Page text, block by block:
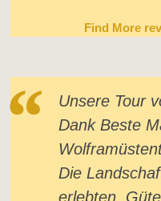
Find More
Unsere Tour
Dank Beste
Die
erlebten,